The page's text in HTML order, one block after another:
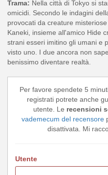
Trama: Nella città di Tokyo si
omicidi. Secondo le indagini
provocati da creature
Kaneki, insieme all'amico Hide
strani esseri imitino gli umani e
visto uno. I due ancora non
benissimo diventare realtà.
Per favore spendete 5
registrati potrete anche
utente. Le recensioni
vademecum del recensore
disattivata. Mi
Utente